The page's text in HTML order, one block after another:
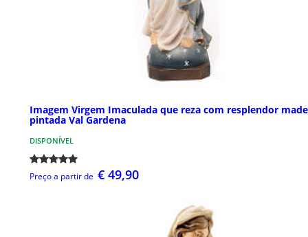
Imagem Virgem Imaculada que reza com resplendor
pintada Val Gardena
DISPONÍVEL
Preço a partir de € 49,90